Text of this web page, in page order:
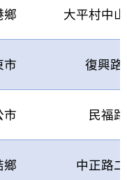
鄉 大平村中
市 復興路
市 民福路
鄉 中正路